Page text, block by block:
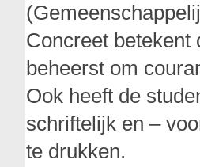
Concreet betekent
beheerst om
Ook heeft de
schriftelijk en –
te drukken.